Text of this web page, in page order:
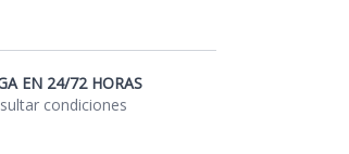
EN 24/72 HORAS
condiciones